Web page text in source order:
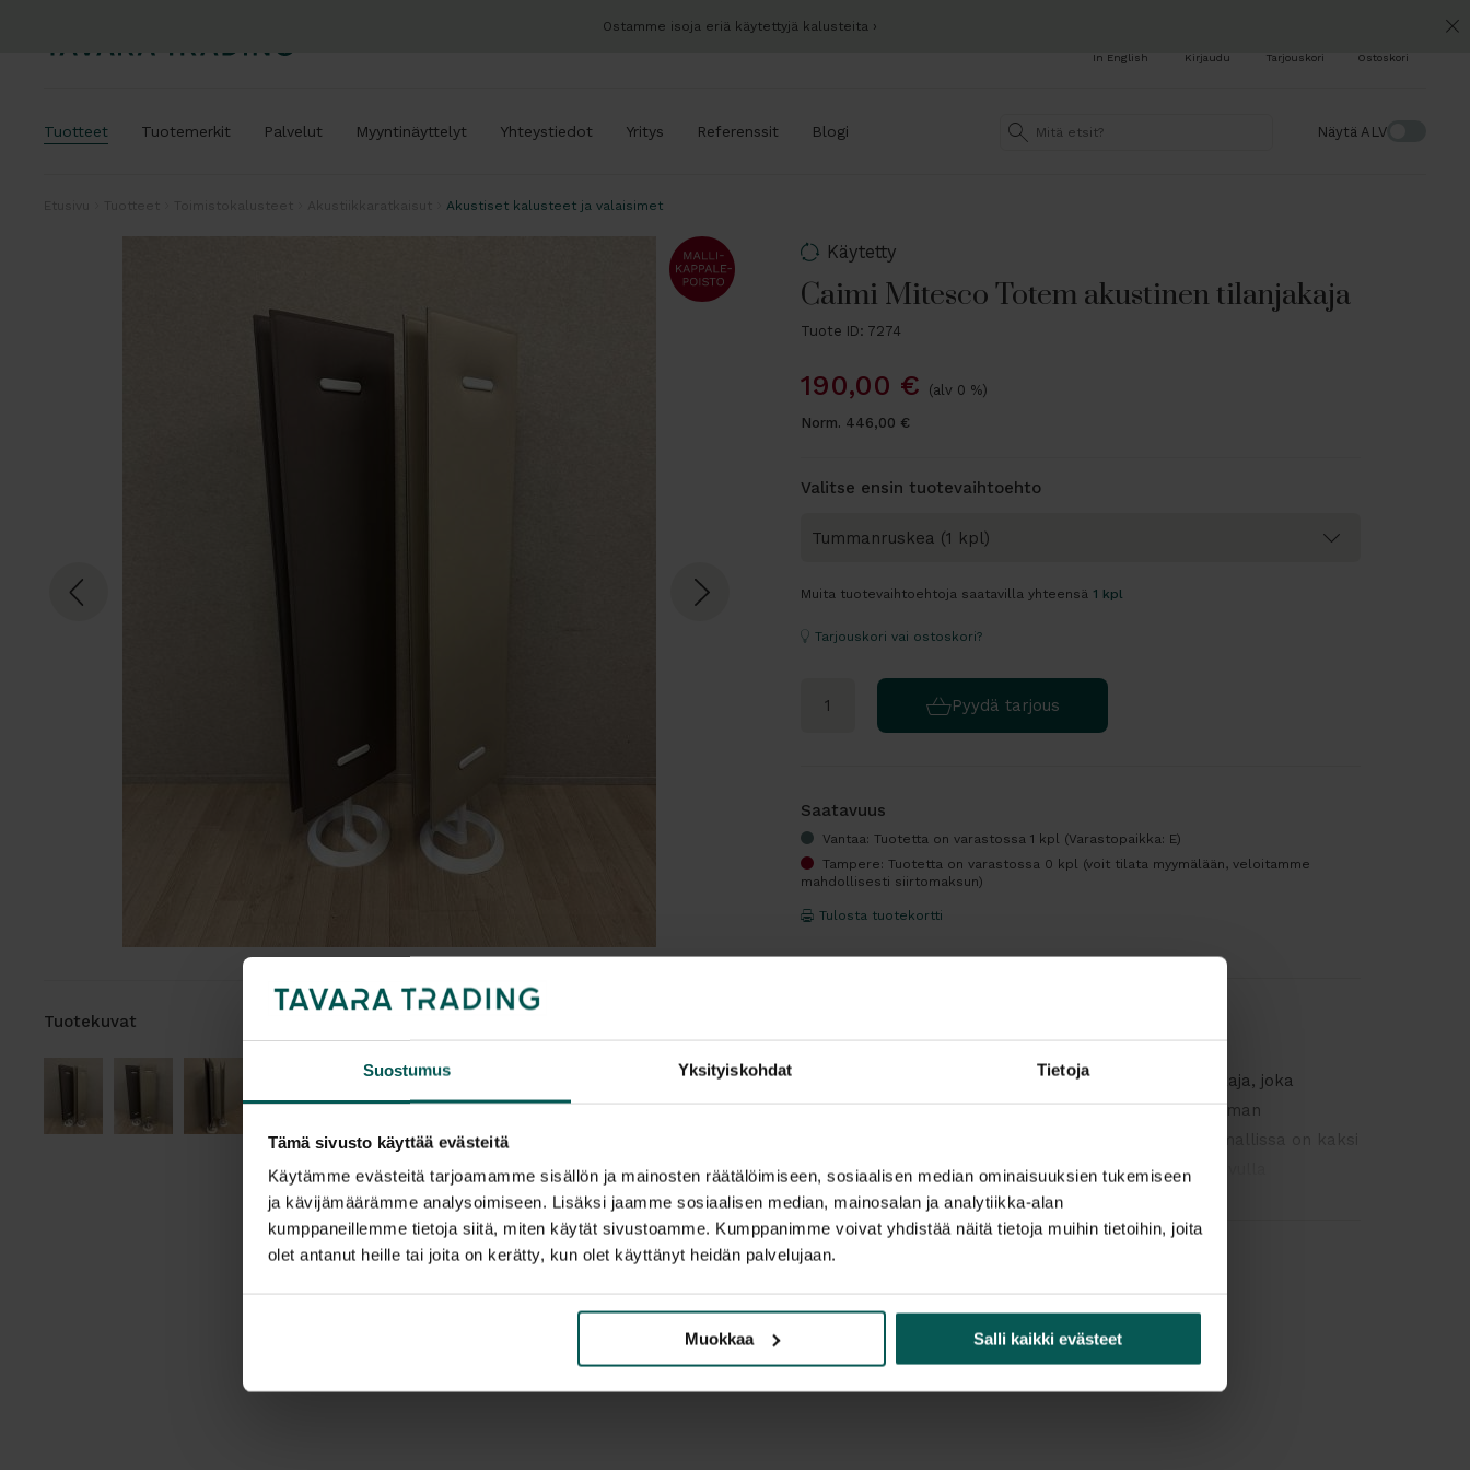
Suostumus Yksityiskohdat Tietoja
Tämä sivusto käyttää evästeitä
Käytämme evästeitä tarjoamamme sisällön ja mainosten räätälöimiseen, sosiaalisen median ominaisuuksien tukemiseen
ja kävijämäärämme analysoimiseen. Lisäksi jaamme sosiaalisen median, mainosalan ja analytiikka-alan
kumppaneillemme tietoja siitä, miten käytät sivustoamme. Kumppanimme voivat yhdistää näitä tietoja muihin tietoihin, joita
olet antanut heille tai joita on kerätty, kun olet käyttänyt heidän palvelujaan.
Muokkaa Salli kaikki evästeet
Ostamme isoja eriä käytettyjä kalusteita
Ostoskori
Tarjouskori
Kirjaudu
In English
Näytä ALV
Tuotteet Tuotemerkit Palvelut Myyntinäyttelyt Yhteystiedot Yritys Referenssit Blogi
Akustiset kalusteet ja valaisimet
Tuotekuvat
Käytetty
Caimi Mitesco Totem akustinen tilanjakaja
Tuote ID: 7274
190,00 €
(alv 0 %)
Norm. 446,00 €
Valitse ensin tuotevaihtoehto
Muita tuotevaihtoehtoja saatavilla yhteensä 1 kpl
Tarjouskori vai ostoskori?
Pyydä tarjous
Saatavuus
Vantaa: Tuotetta on varastossa 1 kpl (Varastopaikka: E)
Tampere: Tuotetta on varastossa 0 kpl (voit tilata myymälään, veloitamme
mahdollisesti siirtomaksun)
Tulosta tuotekortti
Snowsound Totem on laadukas akustinen tilanjakaja, joka
parantaa tilojen äänimaailmaa ja luo rauhallisemman
vastakkain asennettua Mitesco-paneelia, joiden avulla
saavutetaan tasapainoinen äänenvaimennus molemmilta puolilta.
Totem-tilanjakaja on sekä käytännöllinen että tyylikäs ratkaisu
toimistoihin, neuvottelutiloihin ja julkisiin tiloihin, joissa akustiikka
Malli: Snowsound Totem, Mitesco-paneelit
Paneelit: 2 kpl, vastakkain